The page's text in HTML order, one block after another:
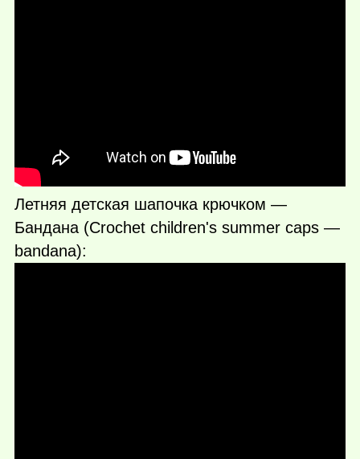
Летняя детская шапочка крючком —
Бандана (Crochet children's summer caps —
bandana):